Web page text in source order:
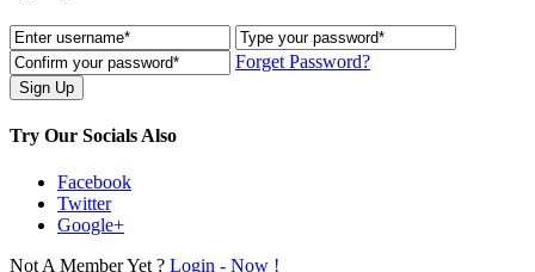
Forget Password?
Try Our Socials Also
Facebook
Twitter
Google+
Not A Member Yet ? Login - Now !